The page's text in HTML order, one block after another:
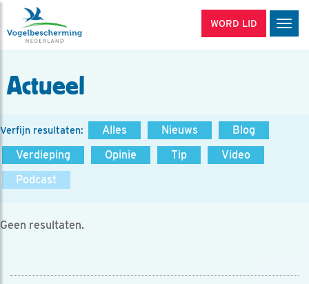
WORD LID
Actueel
Verfijn resultaten: Alles Nieuws
Blog
Verdieping
Opinie Tip
Video
Podcast
Geen resultaten.